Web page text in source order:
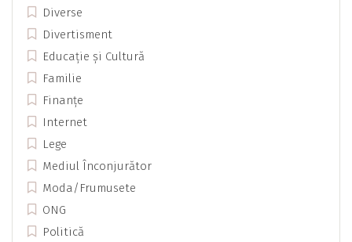
Diverse
Divertisment
Educație și Cultură
Familie
Finanțe
Internet
Lege
Mediul Înconjurător
Moda/Frumusete
ONG
Politică